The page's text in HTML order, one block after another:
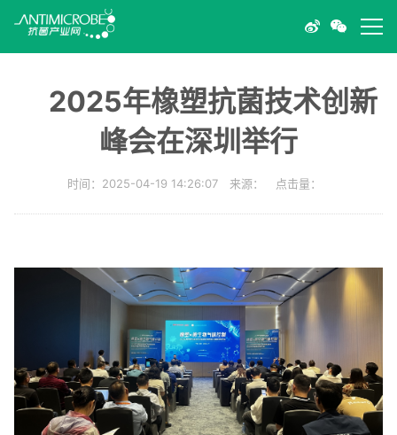
2025年橡塑抗菌技术创新
峰会在深圳举行
时间：2025-04-19 14:26:07 来源： 点击量：